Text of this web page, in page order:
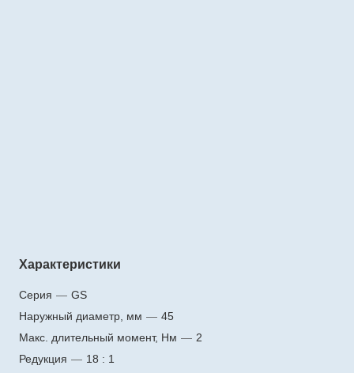
Характеристики
Серия — GS
Наружный диаметр, мм — 45
Макс. длительный момент, Нм — 2
Редукция — 18 : 1